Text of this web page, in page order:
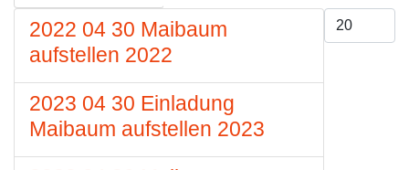
Anzeige #
2022 04 30 Maibaum
aufstellen 2022
2023 04 30 Einladung
Maibaum aufstellen 2023